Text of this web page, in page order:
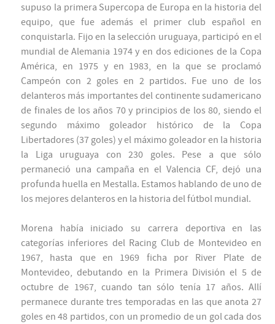
supuso la primera Supercopa de Europa en la historia del
equipo, que fue además el primer club español en
conquistarla. Fijo en la selección uruguaya, participó en el
mundial de Alemania 1974 y en dos ediciones de la Copa
América, en 1975 y en 1983, en la que se proclamó
Campeón con 2 goles en 2 partidos. Fue uno de los
delanteros más importantes del continente sudamericano
de finales de los años 70 y principios de los 80, siendo el
segundo máximo goleador histórico de la Copa
Libertadores (37 goles) y el máximo goleador en la historia
la Liga uruguaya con 230 goles. Pese a que sólo
permaneció una campaña en el Valencia CF, dejó una
profunda huella en Mestalla. Estamos hablando de uno de
los mejores delanteros en la historia del fútbol mundial.
Morena había iniciado su carrera deportiva en las
categorías inferiores del Racing Club de Montevideo en
1967, hasta que en 1969 ficha por River Plate de
Montevideo, debutando en la Primera División el 5 de
octubre de 1967, cuando tan sólo tenía 17 años. Allí
permanece durante tres temporadas en las que anota 27
goles en 48 partidos, con un promedio de un gol cada dos